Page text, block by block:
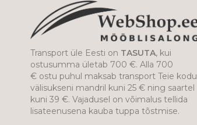
Transport üle Eesti on TASUTA, kui
ostusumma ületab 700 €. Alla 700
€ ostu puhul maksab transport Teie kodu
välisukseni mandril kuni 25 € ning saartel
kuni 39 €. Vajadusel on võimalus tellida
lisateenusena kauba tuppa tõstmise.